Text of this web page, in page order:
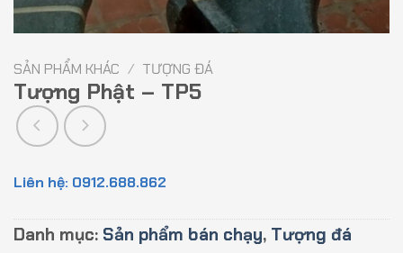
SẢN PHẨM KHÁC / TƯỢNG ĐÁ
Tượng Phật – TP5
Liên hệ: 0912.688.862
Danh mục: Sản phẩm bán chạy, Tượng đá